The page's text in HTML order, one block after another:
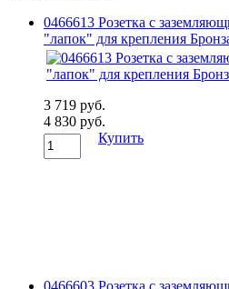
0466613 Розетка с
"лапок" для крепления
3 719 руб.
4 830 руб.
Купить
0466603 Розетка с